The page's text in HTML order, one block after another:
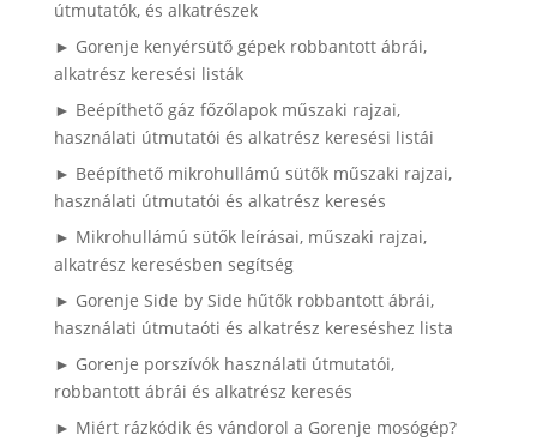
útmutatók, és alkatrészek
► Gorenje kenyérsütő gépek robbantott ábrái,
alkatrész keresési listák
► Beépíthető gáz főzőlapok műszaki rajzai,
használati útmutatói és alkatrész keresési listái
► Beépíthető mikrohullámú sütők műszaki rajzai,
használati útmutatói és alkatrész keresés
► Mikrohullámú sütők leírásai, műszaki rajzai,
alkatrész keresésben segítség
► Gorenje Side by Side hűtők robbantott ábrái,
használati útmutaóti és alkatrész kereséshez lista
► Gorenje porszívók használati útmutatói,
robbantott ábrái és alkatrész keresés
► Miért rázkódik és vándorol a Gorenje mosógép?